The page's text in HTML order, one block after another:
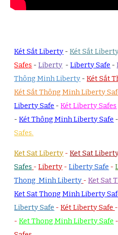
Két Sắt Liberty -Két Sắt
Safes -Liberty -Liberty Safe -
Thông Minh Liberty -Két Sắt
Két Sắt Thông Minh Liberty
Liberty Safe -Két Liberty Safes
-Két Thông Minh Liberty Safe
Safes.
Ket Sat Liberty -Ket Sat
Safes -Liberty -Liberty Safe -
Thong Minh Liberty -Ket Sat
Ket Sat Thong Minh Liberty
Liberty Safe -Két Liberty Safe
-Ket Thong Minh Liberty Safe